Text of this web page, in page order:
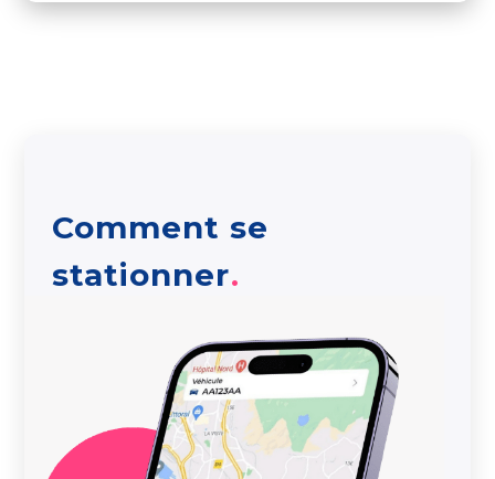
Comment se
stationner